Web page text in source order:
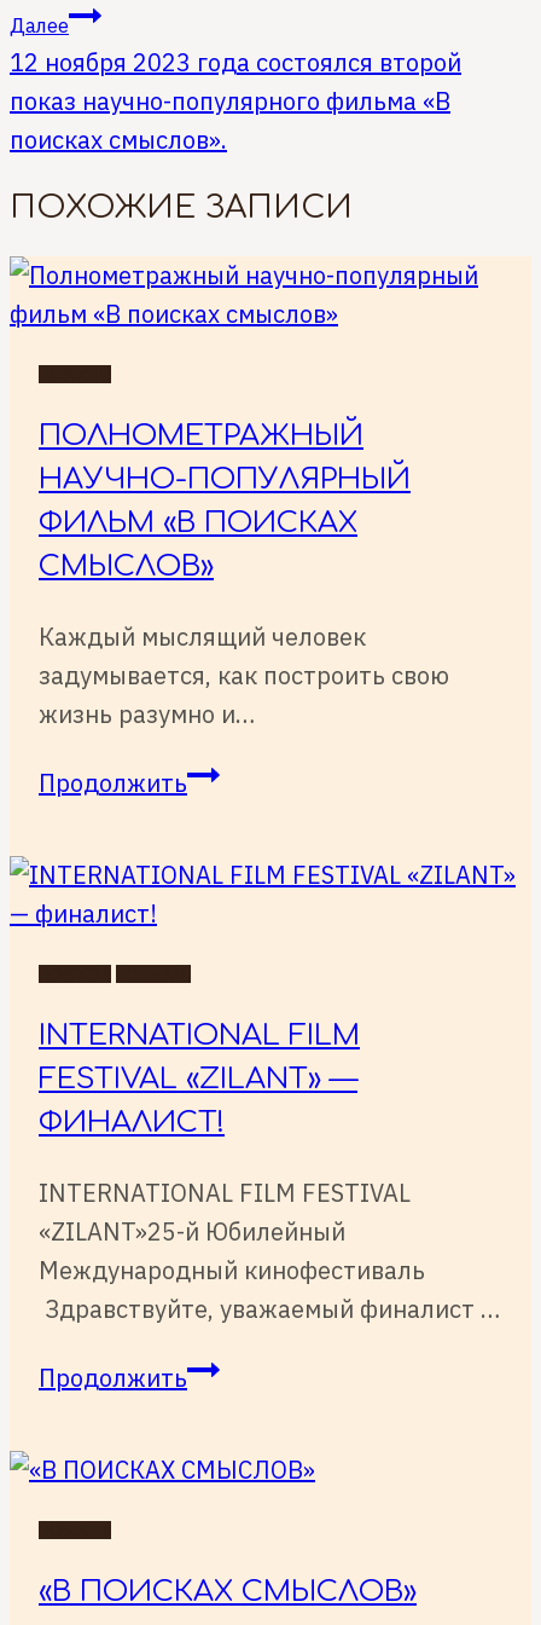
ЗАПИСЯМ
Далее
12 ноября 2023 года состоялся второй
показ научно-популярного фильма «В
поисках смыслов».
ПОХОЖИЕ ЗАПИСИ
ПОЛНОМЕТРАЖНЫЙ
НАУЧНО-ПОПУЛЯРНЫЙ
ФИЛЬМ «В ПОИСКАХ
СМЫСЛОВ»
Каждый мыслящий человек
задумывается, как построить свою
жизнь разумно и…
ПродолжитьПолнометражный
фильм
поисках
INTERNATIONAL FILM
FESTIVAL «ZILANT» —
ФИНАЛИСТ!
INTERNATIONAL FILM FESTIVAL
«ZILANT»25-й Юбилейный
Международный кинофестиваль
Здравствуйте, уважаемый финалист …
ПродолжитьINTERNATIONAL
«ZILANT»
«В ПОИСКАХ СМЫСЛОВ»